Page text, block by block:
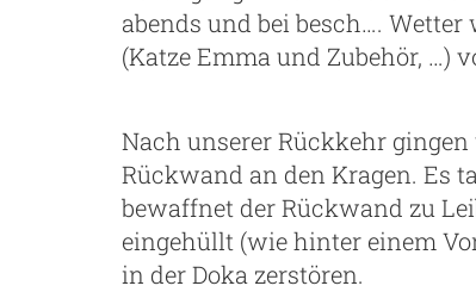
abends und bei besch….
(Katze Emma und Zubehör, …)
Nach unserer Rückkehr
Rückwand an den Kragen. Es
bewaffnet der Rückwand zu
eingehüllt (wie hinter einem
in der Doka zerstören.